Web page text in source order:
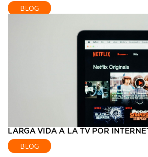
BLOG
LARGA VIDA A LA TV POR INTERNET
BLOG